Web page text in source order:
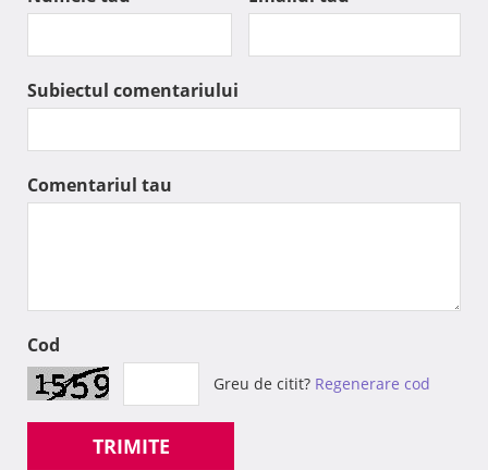
Subiectul comentariului
Comentariul tau
Cod
Greu de citit? Regenerare cod
TRIMITE